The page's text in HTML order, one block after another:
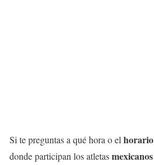
Si te preguntas a qué hora o el horario
donde participan los atletasmexicanos